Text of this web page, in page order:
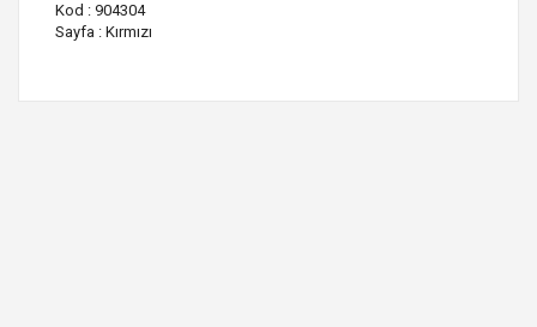
Kod : 904304
Sayfa : Kırmızı